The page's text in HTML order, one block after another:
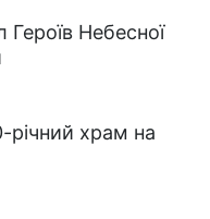
Героїв Небесної
річний храм на